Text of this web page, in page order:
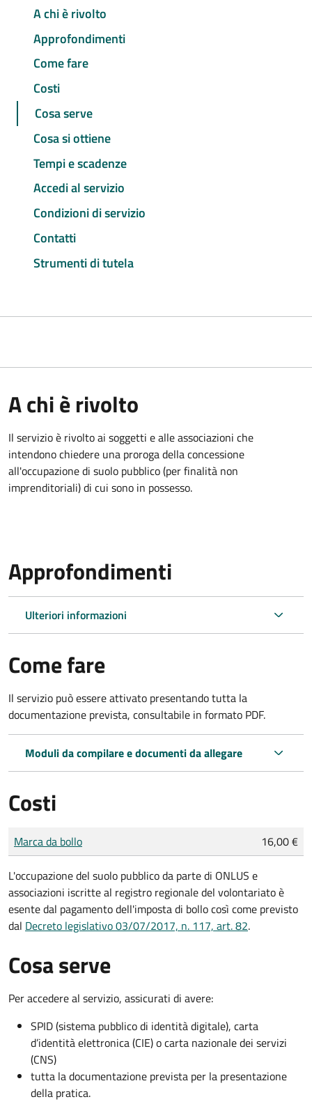
A chi è rivolto
Approfondimenti
Come fare
Costi
Cosa serve
Cosa si ottiene
Tempi e scadenze
Accedi al servizio
Condizioni di servizio
Contatti
Strumenti di tutela
A chi è rivolto
Il servizio è rivolto ai soggetti e alle associazioni che
intendono chiedere una proroga della concessione
all'occupazione di suolo pubblico (per finalità non
imprenditoriali) di cui sono in possesso.
Approfondimenti
Ulteriori informazioni
Come fare
Il servizio può essere attivato presentando tutta la
documentazione prevista, consultabile in formato PDF.
Moduli da compilare e documenti da allegare
Costi
Tipo di pagamento
Importo
Marca da bollo 16,00 €
L'occupazione del suolo pubblico da parte di ONLUS e
associazioni iscritte al registro regionale del volontariato è
esente dal pagamento dell'imposta di bollo così come previsto
dal Decreto legislativo 03/07/2017, n. 117, art. 82.
Cosa serve
Per accedere al servizio, assicurati di avere:
SPID (sistema pubblico di identità digitale), carta
d’identità elettronica (CIE) o carta nazionale dei servizi
(CNS)
tutta la documentazione prevista per la presentazione
della pratica.